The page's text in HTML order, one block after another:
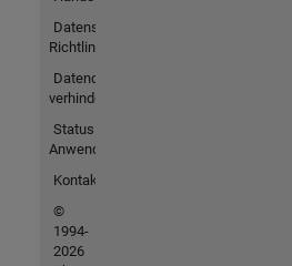
Datenschutz-
Richtlinien
Datendiebstahl
verhindern
Status von
Anwendungen
Kontakt
©
1994-
2026